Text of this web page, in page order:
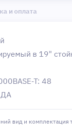
и оплата
в 19"
T: 48
ДА
вид и комплектация